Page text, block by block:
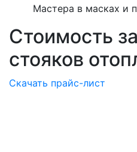
Мастера в масках и
Стоимость
стояков
Скачать прайс-лист